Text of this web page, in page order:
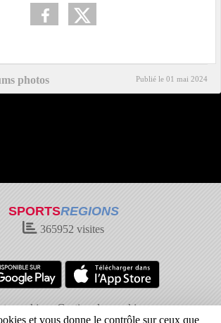
photos Publié le 01 mai 2024
SPORTSREGIONS
365952 visites
cookies
Gestion des cookies
et vous donne le contrôle sur ceux que